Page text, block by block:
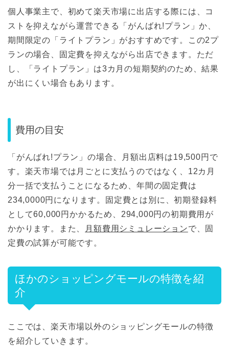
個人事業主で、初めて楽天市場に出店する際には、コ
ストを抑えながら運営できる「がんばれ!プラン」か、
期間限定の「ライトプラン」がおすすめです。この2プ
ランの場合、固定費を抑えながら出店できます。ただ
し、「ライトプラン」は3カ月の短期契約のため、結果
が出にくい場合もあります。
費用の目安
「がんばれ!プラン」の場合、月額出店料は19,500円で
す。楽天市場では月ごとに支払うのではなく、12カ月
分一括で支払うことになるため、年間の固定費は
234,0000円になります。固定費とは別に、初期登録料
として60,000円かかるため、294,000円の初期費用が
かかります。また、
月額費用シミュレーションで、固
定費の試算が可能です。
ほかのショッピングモールの特徴を紹
介
ここでは、楽天市場以外のショッピングモールの特徴
を紹介していきます。